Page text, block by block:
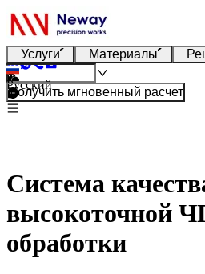
Услуги Материалы
Русский
Получить мгновенный расчет
Система
высокоточной
обработки